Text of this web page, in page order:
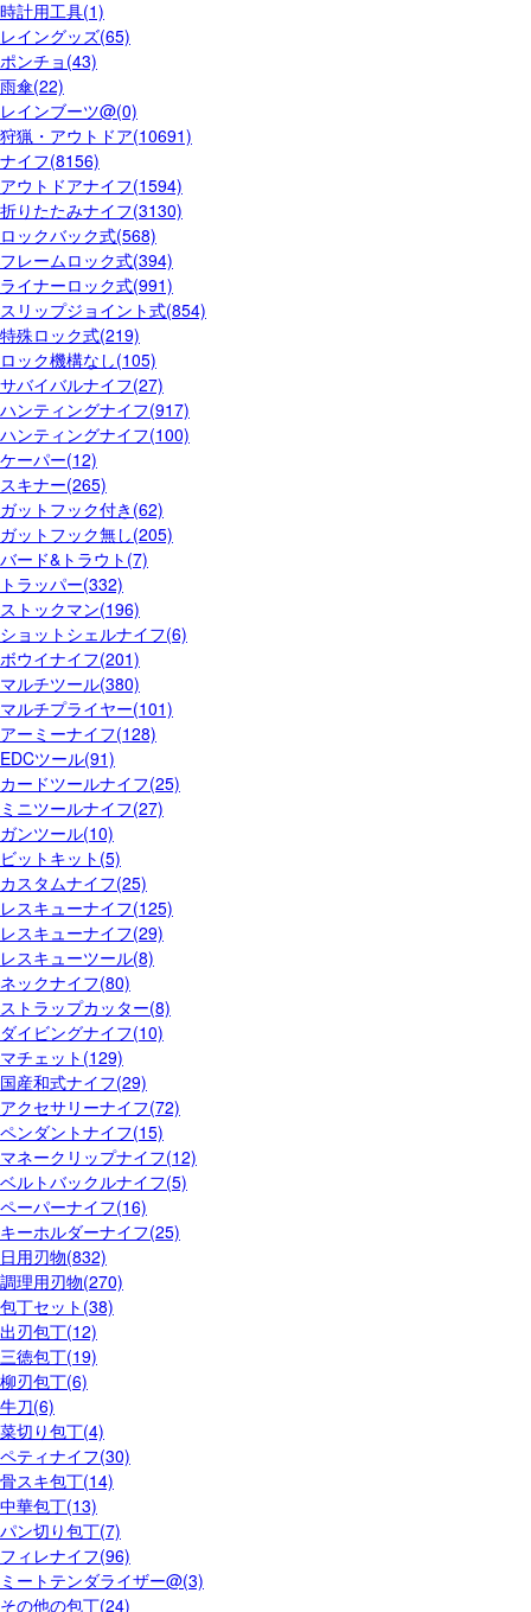
時計用工具(1)
レイングッズ(65)
ポンチョ(43)
雨傘(22)
レインブーツ@(0)
狩猟・アウトドア(10691)
ナイフ(8156)
アウトドアナイフ(1594)
折りたたみナイフ(3130)
ロックバック式(568)
フレームロック式(394)
ライナーロック式(991)
スリップジョイント式(854)
特殊ロック式(219)
ロック機構なし(105)
サバイバルナイフ(27)
ハンティングナイフ(917)
ハンティングナイフ(100)
ケーパー(12)
スキナー(265)
ガットフック付き(62)
ガットフック無し(205)
バード&トラウト(7)
トラッパー(332)
ストックマン(196)
ショットシェルナイフ(6)
ボウイナイフ(201)
マルチツール(380)
マルチプライヤー(101)
アーミーナイフ(128)
EDCツール(91)
カードツールナイフ(25)
ミニツールナイフ(27)
ガンツール(10)
ビットキット(5)
カスタムナイフ(25)
レスキューナイフ(125)
レスキューナイフ(29)
レスキューツール(8)
ネックナイフ(80)
ストラップカッター(8)
ダイビングナイフ(10)
マチェット(129)
国産和式ナイフ(29)
アクセサリーナイフ(72)
ペンダントナイフ(15)
マネークリップナイフ(12)
ベルトバックルナイフ(5)
ペーパーナイフ(16)
キーホルダーナイフ(25)
日用刃物(832)
調理用刃物(270)
包丁セット(38)
出刃包丁(12)
三徳包丁(19)
柳刃包丁(6)
牛刀(6)
菜切り包丁(4)
ペティナイフ(30)
骨スキ包丁(14)
中華包丁(13)
パン切り包丁(7)
フィレナイフ(96)
ミートテンダライザー@(3)
その他の包丁(24)